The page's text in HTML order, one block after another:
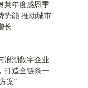
莱年度感恩季
势能 推动城市
长
浪潮数字企业
打造全链条一
案”